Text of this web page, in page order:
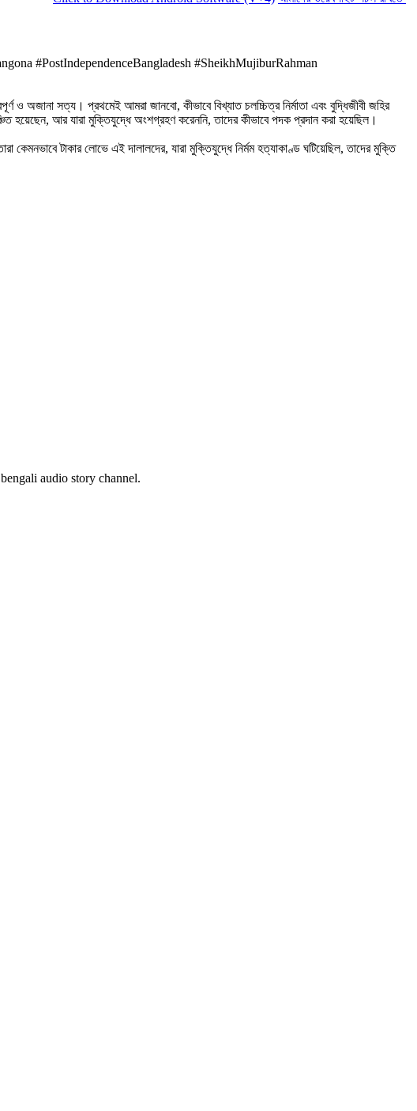
#PostIndependenceBangladesh #SheikhMujiburRahman
অজানা সত্য। প্রথমেই আমরা জানবো, কীভাবে বিখ্যাত চলচ্চিত্র নির্মাতা এবং বুদ্ধিজীবী জহির
হয়েছেন, আর যারা মুক্তিযুদ্ধে অংশগ্রহণ করেননি, তাদের কীভাবে পদক প্রদান করা হয়েছিল।
টাকার লোভে এই দালালদের, যারা মুক্তিযুদ্ধে নির্মম হত্যাকাণ্ড ঘটিয়েছিল, তাদের মুক্তি
audio story channel.